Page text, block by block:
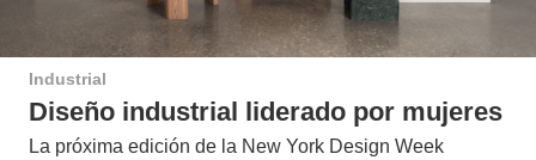
Industrial
Diseño industrial liderado por mujeres
La próxima edición de la New York Design Week